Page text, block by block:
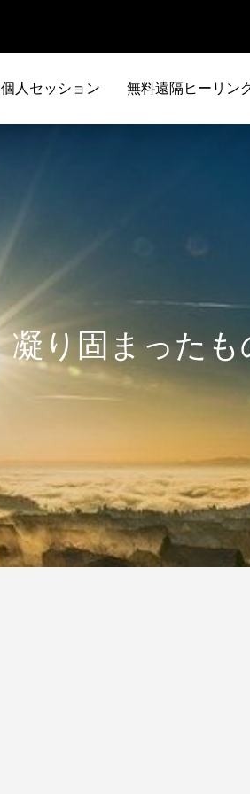
個人セッション 無料遠隔ヒーリン
凝り固まったも